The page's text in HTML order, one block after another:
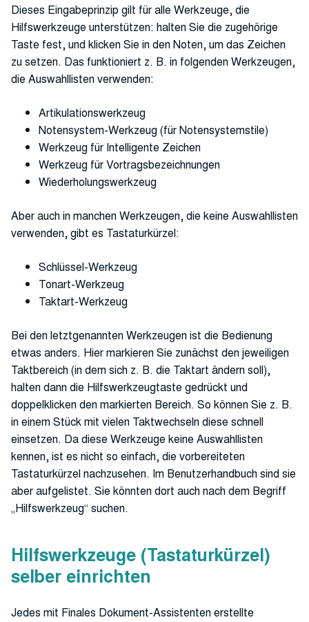
Dieses Eingabeprinzip gilt für alle Werkzeuge, die
Hilfswerkzeuge unterstützen: halten Sie die zugehörige
Taste fest, und klicken Sie in den Noten, um das Zeichen
zu setzen. Das funktioniert z. B. in folgenden Werkzeugen,
die Auswahllisten verwenden:
Artikulationswerkzeug
Notensystem-Werkzeug (für Notensystemstile)
Werkzeug für Intelligente Zeichen
Werkzeug für Vortragsbezeichnungen
Wiederholungswerkzeug
Aber auch in manchen Werkzeugen, die keine Auswahllisten
verwenden, gibt es Tastaturkürzel:
Schlüssel-Werkzeug
Tonart-Werkzeug
Taktart-Werkzeug
Bei den letztgenannten Werkzeugen ist die Bedienung
etwas anders. Hier markieren Sie zunächst den jeweiligen
Taktbereich (in dem sich z. B. die Taktart ändern soll),
halten dann die Hilfswerkzeugtaste gedrückt und
doppelklicken den markierten Bereich. So können Sie z. B.
in einem Stück mit vielen Taktwechseln diese schnell
einsetzen. Da diese Werkzeuge keine Auswahllisten
kennen, ist es nicht so einfach, die vorbereiteten
Tastaturkürzel nachzusehen. Im Benutzerhandbuch sind sie
aber aufgelistet. Sie könnten dort auch nach dem Begriff
„Hilfswerkzeug“ suchen.
Hilfswerkzeuge (Tastaturkürzel)
selber einrichten
Jedes mit Finales Dokument-Assistenten erstellte